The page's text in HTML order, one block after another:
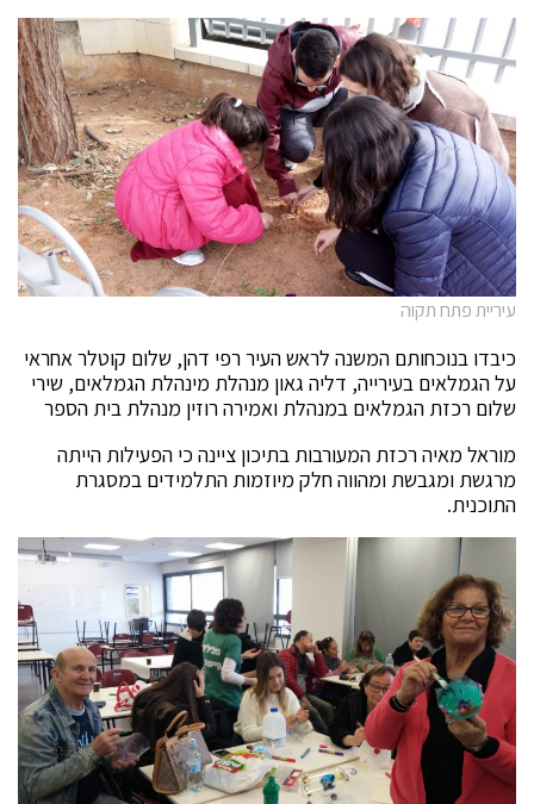
עיריית פתח תקוה
כיבדו בנוכחותם המשנה לראש העיר רפי דהן, שלום קוטלר אחראי
על הגמלאים בעירייה, דליה גאון מנהלת מינהלת הגמלאים, שירי
שלום רכזת הגמלאים במנהלת ואמירה רוזין מנהלת בית הספר
מוראל מאיה רכזת המעורבות בתיכון ציינה כי הפעילות הייתה
מרגשת ומגבשת ומהווה חלק מיוזמות התלמידים במסגרת
התוכנית.